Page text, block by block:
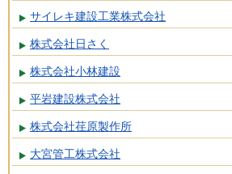
サイレキ建設工業株式会社
株式会社日さく
株式会社小林建設
平岩建設株式会社
株式会社荏原製作所
大宮管工株式会社